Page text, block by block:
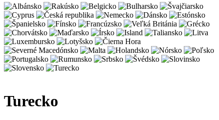
Turecko